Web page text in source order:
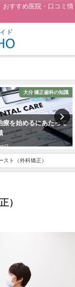
おすすめ医院・口コミ情
大分 矯正歯科の知識
療を始めるにあたって
日
スト（外科矯正）
）